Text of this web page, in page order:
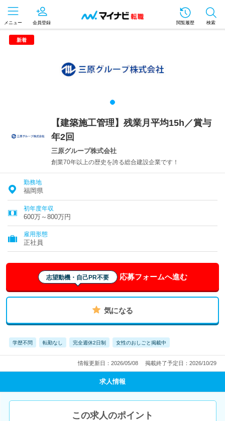
メニュー 会員登録 閲覧履歴 検索
新着
【建築施工管理】残業月平均15h／賞与
年2回
三原グループ株式会社
創業70年以上の歴史を誇る総合建設企業です！
勤務地
福岡県
初年度年収
600万～800万円
雇用形態
正社員
志望動機・自己PR不要 応募フォームへ進む
気になる
学歴不問 転勤なし 完全週休2日制 女性のおしごと掲載中
情報更新日：2026/05/08 掲載終了予定日：2026/10/29
求人情報
この求人のポイント